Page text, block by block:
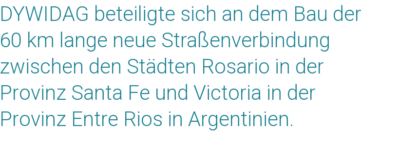
DYWIDAG beteiligte sich an dem Bau der
60 km lange neue Straßenverbindung
zwischen den Städten Rosario in der
Provinz Santa Fe und Victoria in der
Provinz Entre Rios in Argentinien.